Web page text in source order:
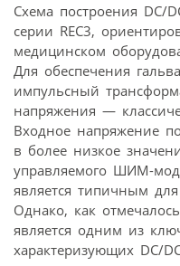
Схема построения DC/
серии REC3,
медицинском
Для обеспечения
импульсный
напряжения —
Входное напряжение
в более низкое
управляемого ШИМ-
является типичным
Однако, как
является одним из
характеризующих DC/